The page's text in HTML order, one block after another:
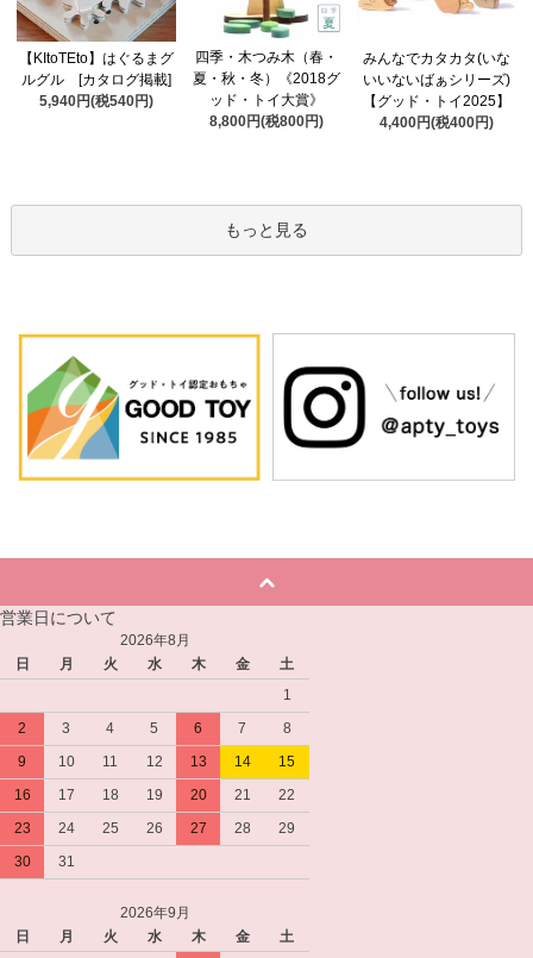
【KItoTEto】はぐるまグ
ルグル [カタログ掲載]
5,940円(税540円)
四季・木つみ木（春・
夏・秋・冬）《2018グ
ッド・トイ大賞》
8,800円(税800円)
みんなでカタカタ(いな
いいないばぁシリーズ)
【グッド・トイ2025】
4,400円(税400円)
もっと見る
営業日について
2026年8月
日
月 火 水 木 金
土
1
2
3 4 5 6 7
8
9
10 11 12 13 14
15
16
17 18 19 20 21
22
23
24 25 26 27 28
29
30
31
2026年9月
日
月 火 水 木 金
土